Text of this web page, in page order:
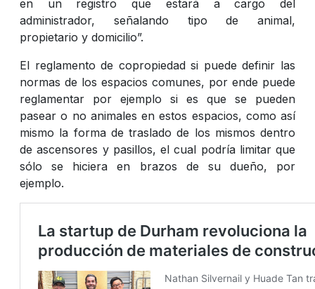
en un registro que estará a cargo del
administrador, señalando tipo de animal,
propietario y domicilio”.
El reglamento de copropiedad si puede definir las
normas de los espacios comunes, por ende puede
reglamentar por ejemplo si es que se pueden
pasear o no animales en estos espacios, como así
mismo la forma de traslado de los mismos dentro
de ascensores y pasillos, el cual podría limitar que
sólo se hiciera en brazos de su dueño, por
ejemplo.